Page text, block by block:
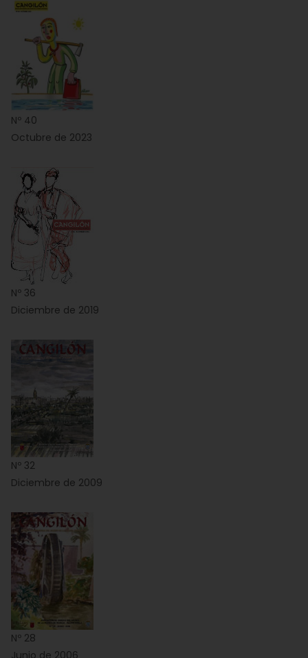
Nº 40
Octubre de 2023
Nº 36
Diciembre de 2019
Nº 32
Diciembre de 2009
Nº 28
Junio de 2006